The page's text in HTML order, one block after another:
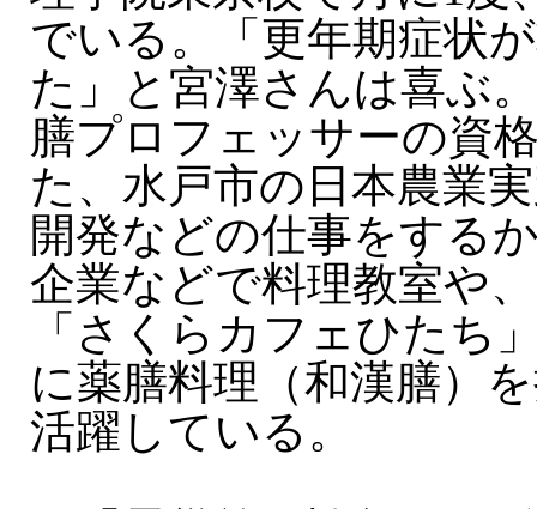
でいる。「更年期症状
た」と宮澤さんは喜ぶ
膳プロフェッサーの資
た、水戸市の日本農業
開発などの仕事をする
企業などで料理教室や
「さくらカフェひたち
に薬膳料理（和漢膳）
活躍している。